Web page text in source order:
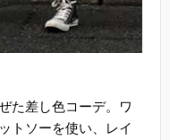
た差し色コーデ。ワ
トソーを使い、レイ